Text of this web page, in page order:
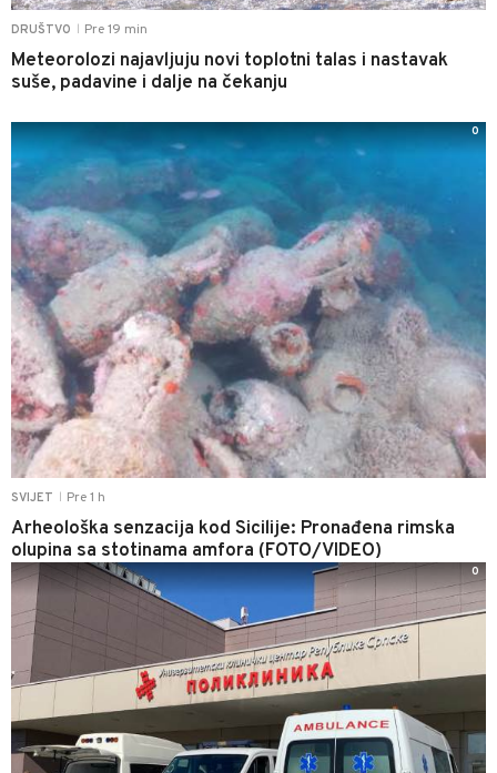
DRUŠTVO Pre 19 min
Meteorolozi najavljuju novi toplotni talas i nastavak
suše, padavine i dalje na čekanju
SVIJET Pre 1 h
Arheološka senzacija kod Sicilije: Pronađena rimska
olupina sa stotinama amfora (FOTO/VIDEO)
0
0